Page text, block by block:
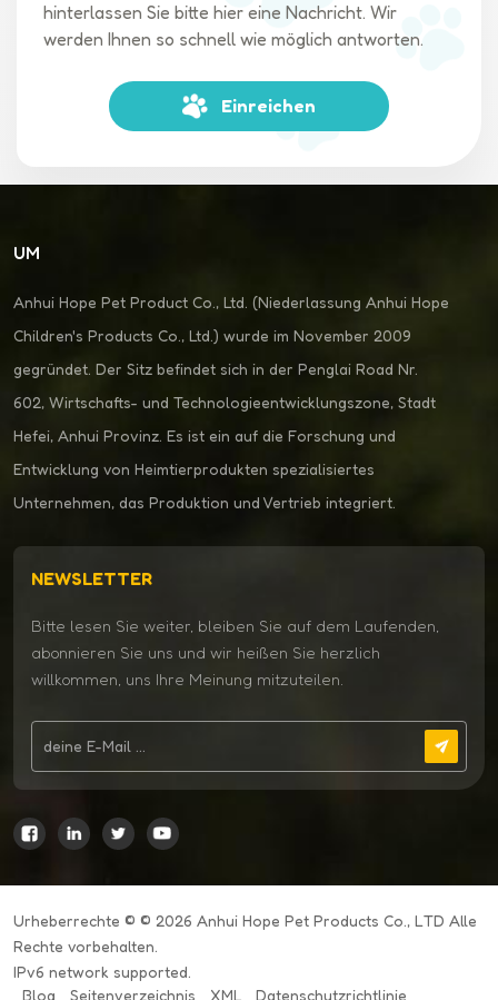
hinterlassen Sie bitte hier eine Nachricht. Wir
werden Ihnen so schnell wie möglich antworten.
Einreichen
UM
Anhui Hope Pet Product Co., Ltd. (Niederlassung Anhui Hope
Children's Products Co., Ltd.) wurde im November 2009
gegründet. Der Sitz befindet sich in der Penglai Road Nr.
602, Wirtschafts- und Technologieentwicklungszone, Stadt
Hefei, Anhui Provinz. Es ist ein auf die Forschung und
Entwicklung von Heimtierprodukten spezialisiertes
Unternehmen, das Produktion und Vertrieb integriert.
NEWSLETTER
Bitte lesen Sie weiter, bleiben Sie auf dem Laufenden,
abonnieren Sie uns und wir heißen Sie herzlich
willkommen, uns Ihre Meinung mitzuteilen.
Urheberrechte © © 2026 Anhui Hope Pet Products Co., LTD Alle
Rechte vorbehalten.
IPv6 network supported.
Blog
Seitenverzeichnis XML Datenschutzrichtlinie